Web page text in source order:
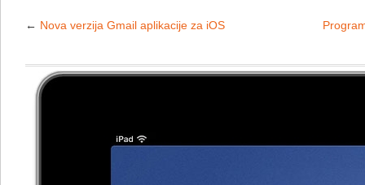
← Nova verzija Gmail aplikacije za iOS